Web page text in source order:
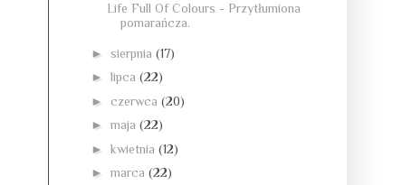
Life Full Of Colours - Przytłumiona
pomarańcza.
► sierpnia (17)
► lipca (22)
► czerwca (20)
► maja (22)
► kwietnia (12)
► marca (22)